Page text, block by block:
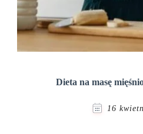
Dieta na masę
16